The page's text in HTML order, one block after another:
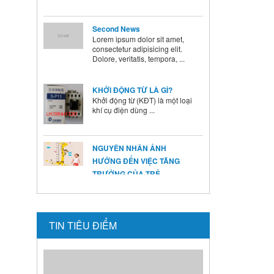
Second News
Lorem ipsum dolor sit amet,
consectetur adipisicing elit.
Dolore, veritatis, tempora, ...
Khởi động từ (KĐT) là một loại
khí cụ điện dùng ...
NGUYÊN NHÂN ẢNH
HƯỞNG ĐẾN VIỆC TĂNG
TRƯỞNG CỦA TRẺ
Ở mỗi thời kỳ trẻ có sự phát
BÍ QUYẾT SỬ DỤNG MEN VI
SINH Ở TRẺ
Là cha mẹ ai cũng mong
muốn con mình lớn lên ...
TIN TIÊU ĐIỂM